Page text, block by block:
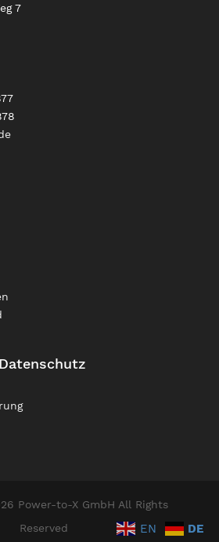
7
Power-to-X GmbH All Rights
Reserved
EN DE